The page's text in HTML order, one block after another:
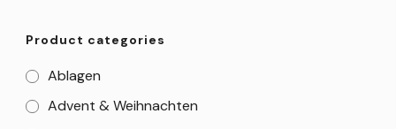
Product categories
Ablagen
Advent & Weihnachten